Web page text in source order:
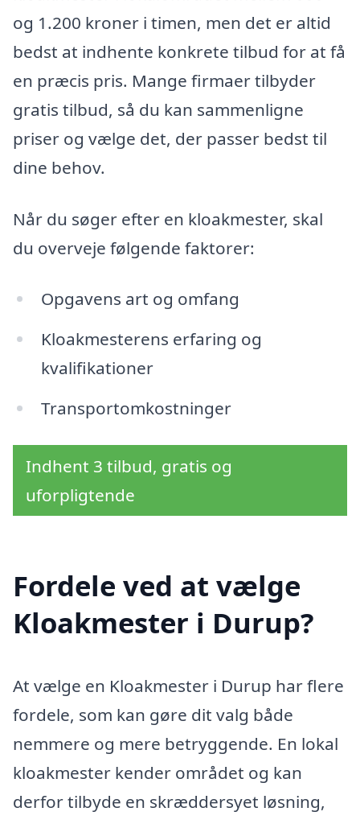
og 1.200 kroner i timen, men det er altid
bedst at indhente konkrete tilbud for at få
en præcis pris. Mange firmaer tilbyder
gratis tilbud, så du kan sammenligne
priser og vælge det, der passer bedst til
dine behov.
Når du søger efter en kloakmester, skal
du overveje følgende faktorer:
Opgavens art og omfang
Kloakmesterens erfaring og
kvalifikationer
Transportomkostninger
Indhent 3 tilbud, gratis og
uforpligtende
Fordele ved at vælge
Kloakmester i Durup?
At vælge en Kloakmester i Durup har flere
fordele, som kan gøre dit valg både
nemmere og mere betryggende. En lokal
kloakmester kender området og kan
derfor tilbyde en skræddersyet løsning,